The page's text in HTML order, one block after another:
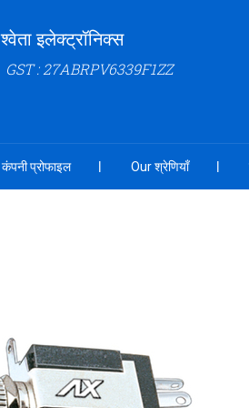
श्वेता इलेक्ट्रॉनिक्स
GST : 27ABRPV6339F1ZZ
कंपनी प्रोफाइल Our श्रेणियाँ